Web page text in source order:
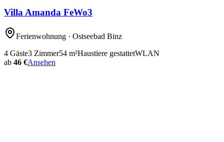
Villa Amanda FeWo3
Ferienwohnung · Ostseebad Binz
4 Gäste3 Zimmer54 m²Haustiere gestattetWLAN
ab 46 €Ansehen